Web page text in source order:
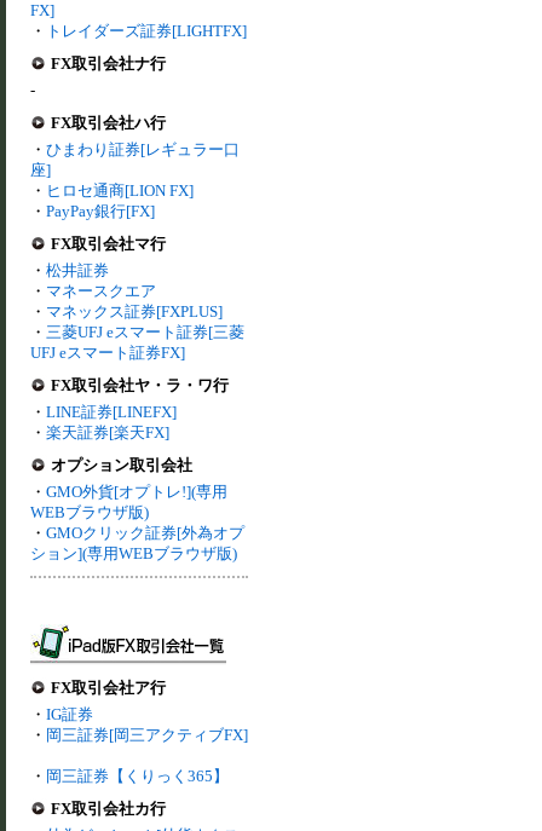
FX]
・ トレイダーズ証券[LIGHTFX]
FX取引会社ナ行
-
FX取引会社ハ行
・ ひまわり証券[レギュラー口
座]
・ ヒロセ通商[LION FX]
・ PayPay銀行[FX]
FX取引会社マ行
・ 松井証券
・ マネースクエア
・ マネックス証券[FXPLUS]
・ 三菱UFJ eスマート証券[三菱
UFJ eスマート証券FX]
FX取引会社ヤ・ラ・ワ行
・ LINE証券[LINEFX]
・ 楽天証券[楽天FX]
オプション取引会社
・ GMO外貨[オプトレ!](専用
WEBブラウザ版)
・ GMOクリック証券[外為オプ
ション](専用WEBブラウザ版)
FX取引会社ア行
・ IG証券
・ 岡三証券[岡三アクティブFX]
・ 岡三証券【くりっく365】
FX取引会社カ行